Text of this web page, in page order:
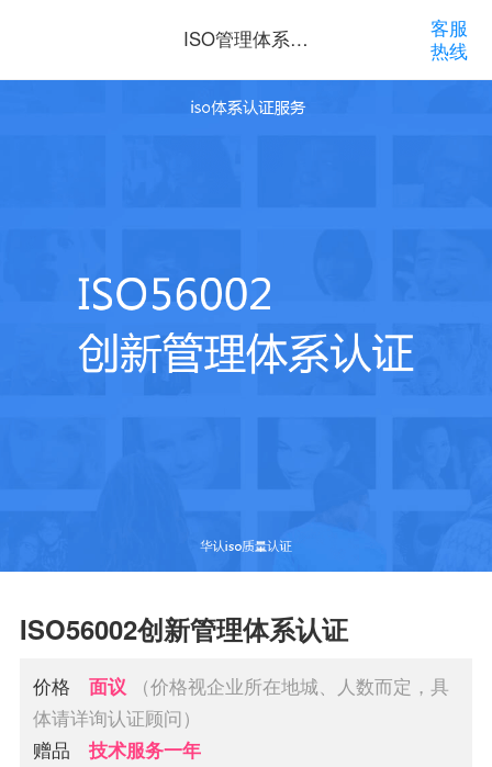
ISO管理体系认
证咨询
客服
热线
ISO56002创新管理体系认证
价格 面议
（价格视企业所在地城、人数而定，具
体请详询认证顾问）
赠品
技术服务一年